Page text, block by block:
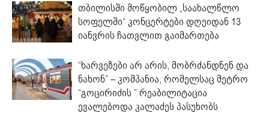
თბილისში მოწყობილ „საახალწლო
სოფელში“ კონცერტები დღეიდან 13
იანვრის ჩათვლით გაიმართება
“ხარვეზები არ არის, მობრძანდნენ და
ნახონ” – კომპანია, რომელსაც მეტრო
“გოცირიძის ” რეაბილიტაცია
ევალებოდა კალაძეს პასუხობს